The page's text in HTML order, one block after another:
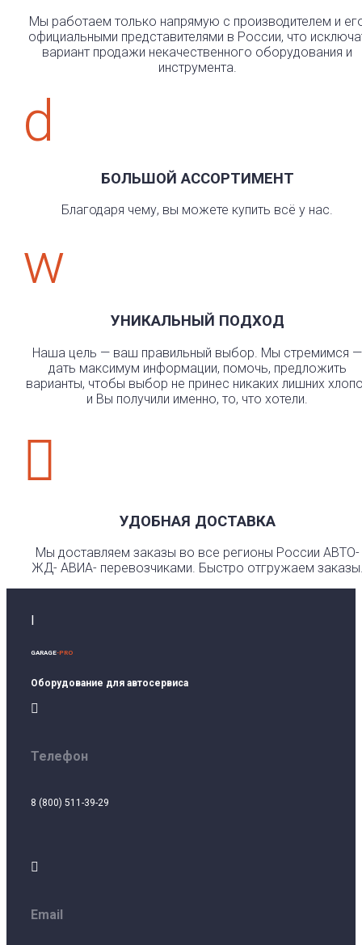
Мы работаем только напрямую с производителем и
официальными представителями в России, что
вариант продажи некачественного оборудования и
инструмента.
d
БОЛЬШОЙ АССОРТИМЕНТ
Благодаря чему, вы можете купить всё у нас.
w
УНИКАЛЬНЫЙ ПОДХОД
Наша цель — ваш правильный выбор. Мы стремимся —
дать максимум информации, помочь, предложить
варианты, чтобы выбор не принес никаких лишних
и Вы получили именно, то, что хотели.

УДОБНАЯ ДОСТАВКА
Мы доставляем заказы во все регионы России АВТО-
ЖД- АВИА- перевозчиками. Быстро отгружаем
GARAGE-PRO
Оборудование для автосервиса

Телефон
8 (800) 511-39-29

Email